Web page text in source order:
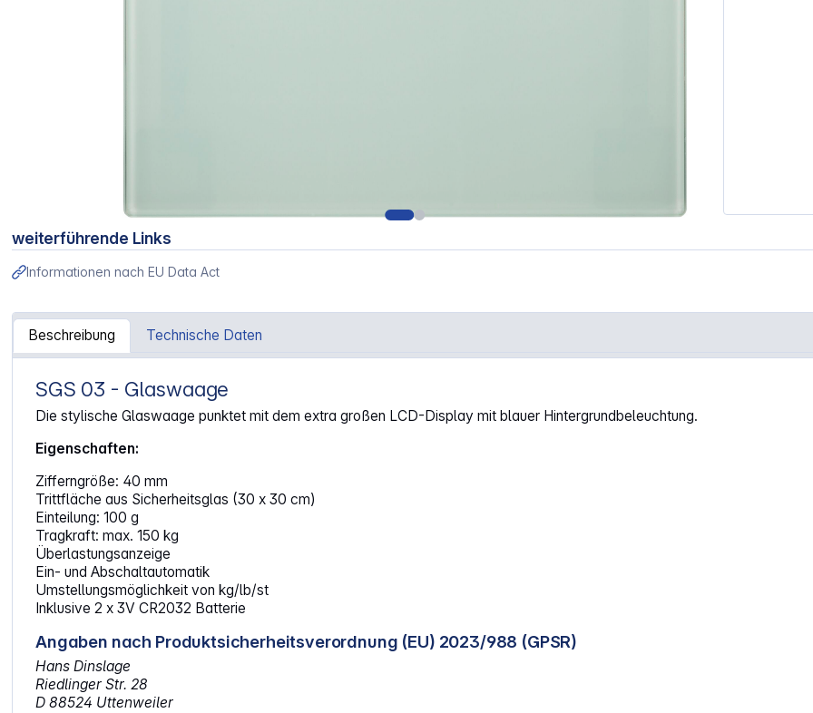
weiterführende Links
Informationen nach EU Data Act
Beschreibung Technische Daten
Artikelinformationen "Sanitas SGS 03 Personenwaage"
SGS 03 - Glaswaage
Die stylische Glaswaage punktet mit dem extra großen LCD-Display mit blauer Hintergrundbeleuchtung.
Eigenschaften:
Zifferngröße: 40 mm
Trittfläche aus Sicherheitsglas (30 x 30 cm)
Einteilung: 100 g
Tragkraft: max. 150 kg
Überlastungsanzeige
Ein- und Abschaltautomatik
Umstellungsmöglichkeit von kg/lb/st
Inklusive 2 x 3V CR2032 Batterie
Angaben nach Produktsicherheitsverordnung (EU) 2023/988 (GPSR)
Hans Dinslage
Riedlinger Str. 28
D 88524 Uttenweiler